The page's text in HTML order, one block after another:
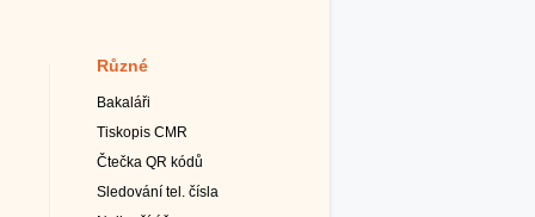
Různé
Bakaláři
Tiskopis CMR
Čtečka QR kódů
Sledování tel. čísla